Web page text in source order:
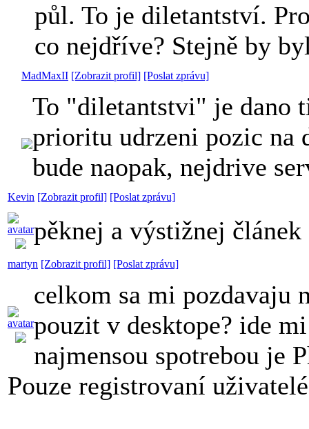
půl. To je diletantství.
co nejdříve? Stejně by
MadMaxII [Zobrazit profil] [Poslat zprávu]
To "diletantstvi" je dano
prioritu udrzeni pozic na
bude naopak, nejdrive
Kevin [Zobrazit profil] [Poslat zprávu]
pěknej a výstižnej
martyn [Zobrazit profil] [Poslat zprávu]
celkom sa mi pozdavaju
pouzit v desktope? ide
najmensou spotrebou je
Pouze registrovaní